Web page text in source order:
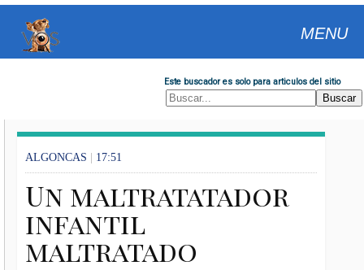
MENU
Este buscador es solo para articulos del sitio
ALGONCAS | 17:51
Un maltratatador
infantil
maltratado